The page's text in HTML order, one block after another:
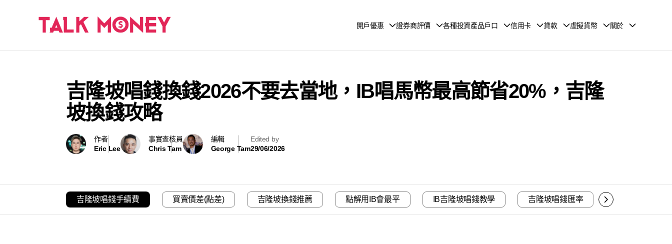
開戶優惠 證券商評價 各種投資產品戶口 信用卡 貸款 虛擬貨幣 關於
吉隆坡唱錢換錢2026不要去當地，IB唱馬幣最高節省20%，吉隆
坡換錢攻略
作者
Eric Lee
事實查核員
Chris Tam
編輯
George Tam
Edited by
29/06/2026
吉隆坡唱錢手續費 買賣價差(點差) 吉隆坡換錢推薦 點解用IB會最平 IB吉隆坡唱錢教學 吉隆坡唱錢匯率